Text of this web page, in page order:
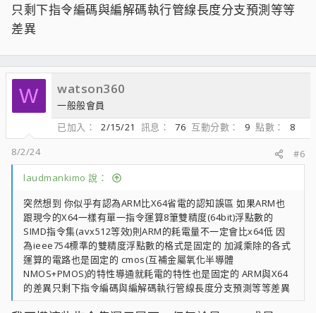
只剩下指令編碼與編解碼執行管線長度分支預測等等
差異
W watson360
一般般會員
已加入
2/15/21 訊息 76 互動分數 9 點數
8
8/2/24
#6
laudmankimo 說：
突然想到 你似乎有認為ARM比X64省電的認知誤區 如果ARM也
跟現今的X64一樣有單一指令運算8筆雙精度(64bit)浮點數的
SIMD指令集(avx512等效)則ARM的耗電量不一定會比x64低 因
為ieee754標準的雙精度浮點數的格式是固定的 加減乘除的各式
運算的電路也是固定的 cmos(互補金屬氧化半導體
NMOS+PMOS)的特性導通就耗電的特性也是固定的 ARM與X64
的差異只剩下指令編碼與編解碼執行管線長度分支預測等等差異